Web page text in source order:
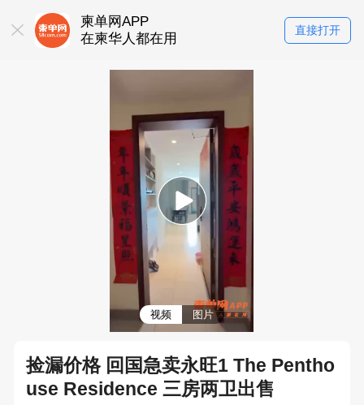
柬单网APP
在柬华人都在用
直接打开
视频 图片
捡漏价格 回国急卖永旺1 The Pentho
use Residence 三房两卫出售